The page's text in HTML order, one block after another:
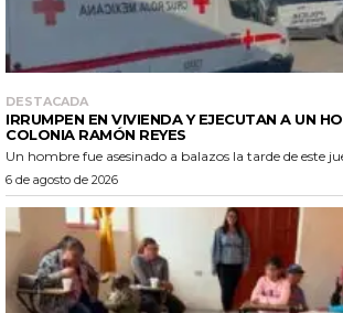
DESTACADA
IRRUMPEN EN VIVIENDA Y EJECUTAN A UN
COLONIA RAMÓN REYES
Un hombre fue asesinado a balazos la tarde de este
6 de agosto de 2026